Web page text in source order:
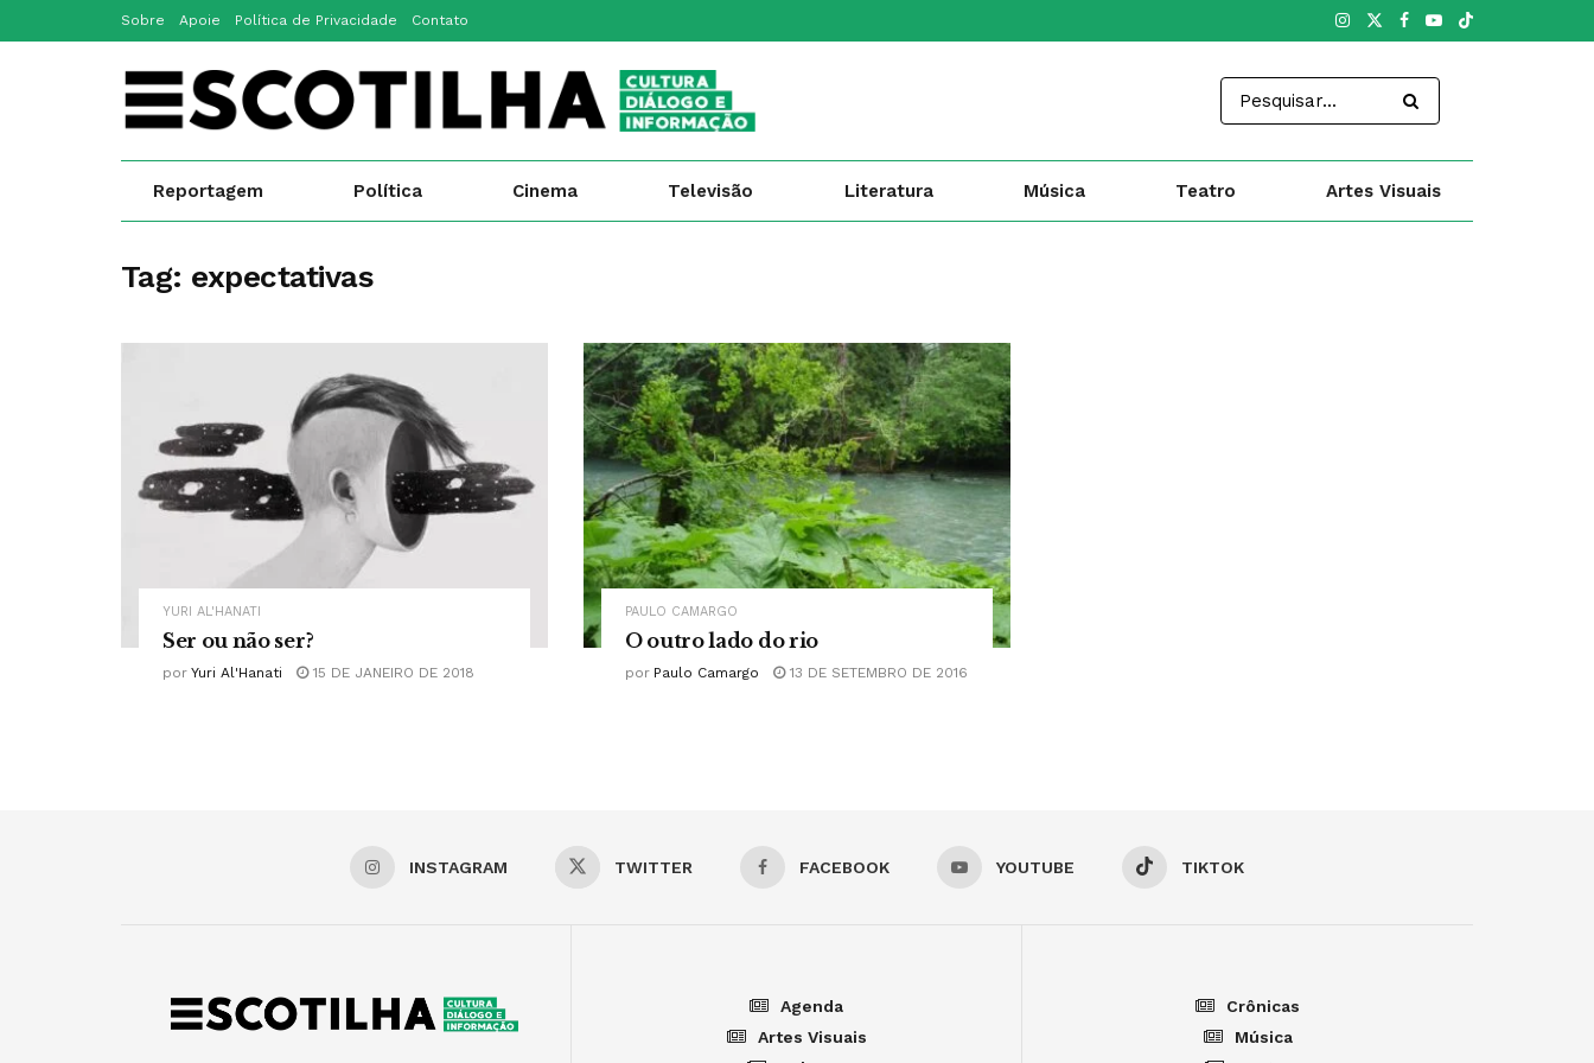
Sobre Apoie Política de Privacidade Contato
Reportagem Política Cinema Televisão Literatura Música Teatro Artes Visuais
Tag: expectativas
YURI AL'HANATI
Ser ou não ser?
por Yuri Al'Hanati 15 DE JANEIRO DE 2018
PAULO CAMARGO
O outro lado do rio
por Paulo Camargo 13 DE SETEMBRO DE 2016
INSTAGRAM TWITTER FACEBOOK YOUTUBE TIKTOK
Agenda
Artes Visuais
Crônicas
Música